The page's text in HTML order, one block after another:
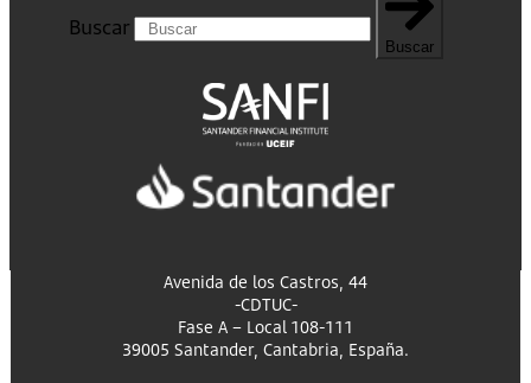
Buscar
Buscar
Avenida de los Castros, 44
-CDTUC-
Fase A – Local 108-111
39005 Santander, Cantabria, España.